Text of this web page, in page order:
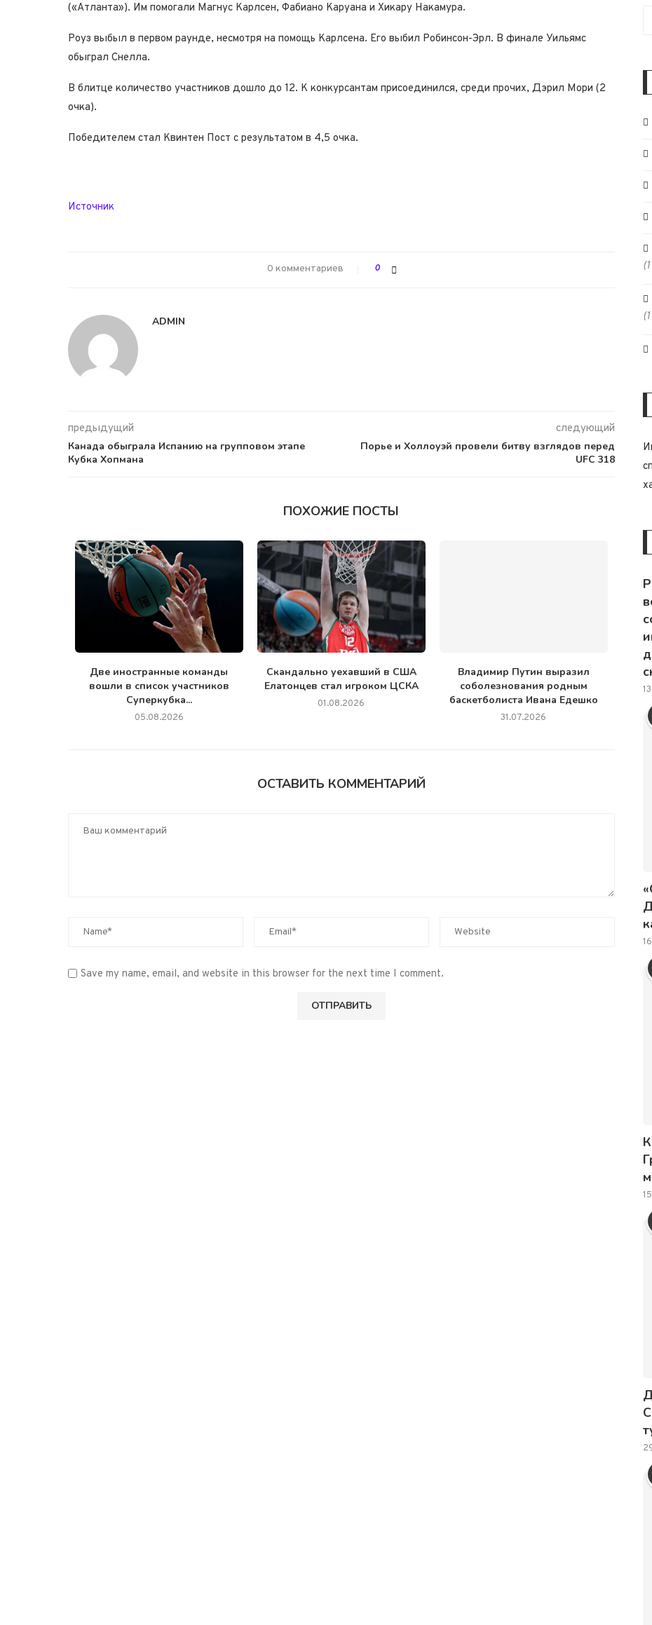
(«Атланта»). Им помогали Магнус Карлсен, Фабиано Каруана и Хикару Накамура.
Роуз выбыл в первом раунде, несмотря на помощь Карлсена. Его выбил Робинсон-Эрл. В финале Уильямс
обыграл Снелла.
В блитце количество участников дошло до 12. К конкурсантам присоединился, среди прочих, Дэрил Мори (2
очка).
Победителем стал Квинтен Пост с результатом в 4,5 очка.
Источник
0 комментариев 0
ADMIN
предыдущий
Канада обыграла Испанию на групповом этапе
Кубка Хопмана
следующий
Порье и Холлоуэй провели битву взглядов перед
UFC 318
ПОХОЖИЕ ПОСТЫ
Две иностранные команды
вошли в список участников
Суперкубка...
05.08.2026
Скандально уехавший в США
Елатонцев стал игроком ЦСКА
01.08.2026
Владимир Путин выразил
соболезнования родным
баскетболиста Ивана Едешко
31.07.2026
ОСТАВИТЬ КОММЕНТАРИЙ
Save my name, email, and website in this browser for the next time I comment.